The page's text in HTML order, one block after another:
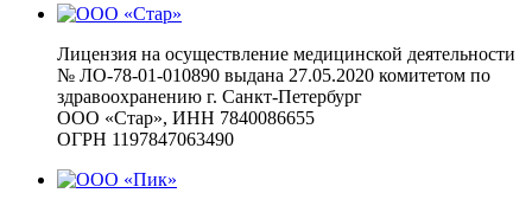
Лицензия на осуществление медицинской деятельности
№ ЛО-78-01-010890 выдана 27.05.2020 комитетом по
здравоохранению г. Санкт-Петербург
ООО «Стар», ИНН 7840086655
ОГРН 1197847063490